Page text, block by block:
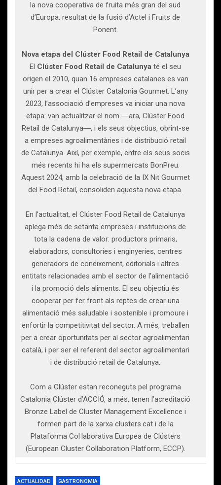
la nova cooperativa de fruita més gran del sud
d’Europa, resultat de la fusió d’Actel i Fruits de
Ponent.
Nova etapa del Clúster Food Retail de Catalunya
El Clúster Food Retail de Catalunya té el seu
origen el 2010, quan 16 empreses catalanes es van
unir per a crear el Clúster Catalonia Gourmet. L’any
2023, l’associació d’empreses va iniciar una nova
etapa: van actualitzar el nom ―ara, Clúster Food
Retail de Catalunya―, i els seus objectius, obrint-se
a empreses agroalimentàries i de distribució retail
de Catalunya. Així, per exemple, entre els seus socis
més recents hi ha els supermercats BonPreu.
Aquest 2024, amb la celebració de la IX Nit Gourmet
del Food Retail, consoliden aquesta nova etapa.
En l’actualitat, el Clúster Food Retail de Catalunya
aplega més de setanta empreses i institucions de
tota la cadena de valor: productors primaris,
elaboradors, consultories i enginyeries, centres
generadors de coneixement, editorials i altres
entitats relacionades amb el sector de l’alimentació
i la promoció dels aliments. El seu objectiu és
cooperar per fer front als reptes de crear una
alimentació més saludable i sostenible i promoure i
enfortir la competitivitat del sector. A més, treballen
per a crear oportunitats per al sector agroalimentari
català, i per ser el referent del sector agroalimentari
i de distribució retail de Catalunya.
Com a Clúster estan reconeguts pel programa
Catalonia Clúster d’ACCIÓ, a més, tenen l’acreditació
Bronze Label de Cluster Management Excellence i
formen part de la xarxa clusters.cat i de la
Plataforma Col·laborativa Europea de Clústers
(European Cluster Collaboration Platform, ECCP).
ACTUALIDAD GASTRONOMIA